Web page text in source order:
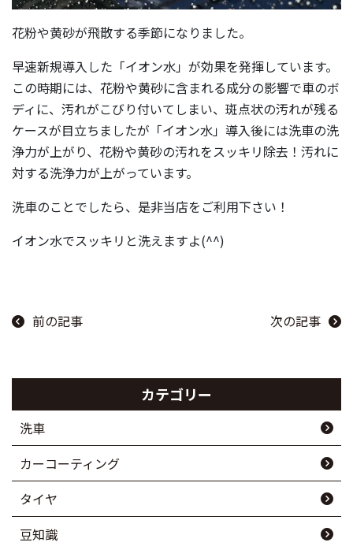
花粉や黄砂が飛散する季節になりました。
早速新規導入した「イオン水」が効果を発揮しています。
この時期には、花粉や黄砂に含まれる成分の影響で車のボ
ディに、汚れがこびり付いてしまい、斑点状の汚れが残る
ケースが目立ちましたが「イオン水」導入後には洗車の洗
浄力が上がり、花粉や黄砂の汚れをスッキリ除去！汚れに
対する洗浄力が上がっています。
洗車のことでしたら、是非当店をご利用下さい！
イオン水でスッキリと洗えますよ(^^)
前の記事 次の記事
カテゴリー
洗車
カーコーティング
タイヤ
豆知識